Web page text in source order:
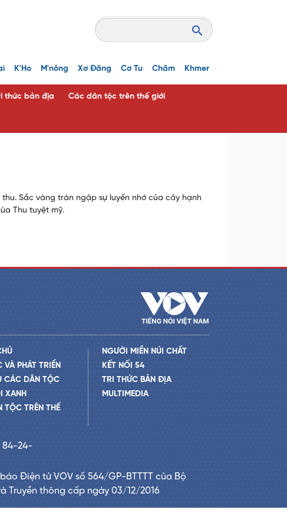
K'Ho M'nông Xơ Đăng Cơ Tu Chăm Khmer
thức bản địa Các dân tộc trên thế giới
Sắc vàng tràn ngập sự luyến nhớ của cây hạnh
Thu tuyệt mỹ.
VÀ PHÁT TRIỂN
CÁC DÂN TỘC
XANH
TỘC TRÊN THẾ
NGƯỜI MIỀN NÚI CHẤT
KẾT NỐI 54
TRI THỨC BẢN ĐỊA
MULTIMEDIA
84-24-
Điện tử VOV số 564/GP-BTTTT của Bộ
Truyền thông cấp ngày 03/12/2016